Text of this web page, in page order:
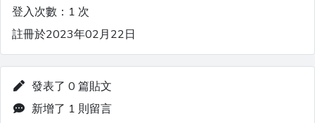
登入次數：1 次
註冊於2023年02月22日
發表了 0 篇貼文
新增了 1 則留言